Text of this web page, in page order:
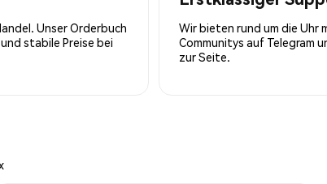
Unser Orderbuch
stabile Preise bei
Wir bieten rund um die Uhr
Communitys auf Telegram
zur Seite.